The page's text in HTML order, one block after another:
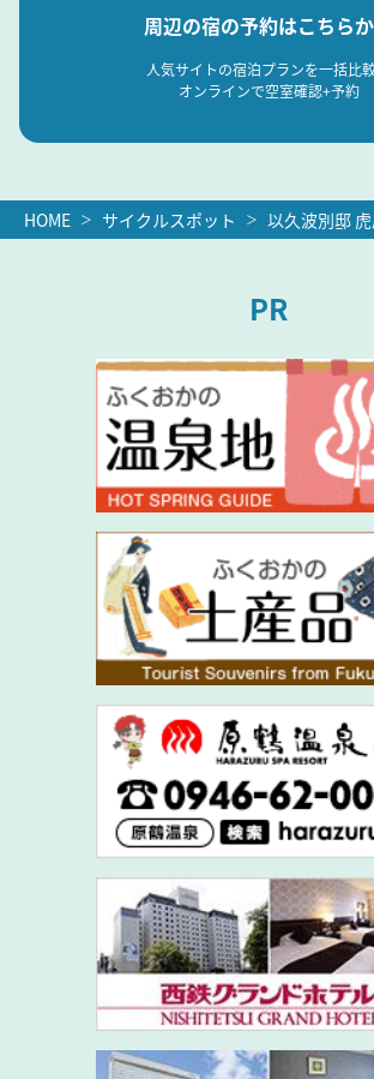
周辺の宿の予約はこちら
人気サイトの宿泊プランを一括比
オンラインで空室確認+予約
HOME サイクルスポット 以久波別邸
PR